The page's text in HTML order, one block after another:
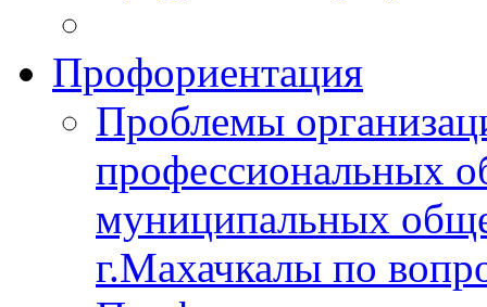
Профориентация
Проблемы
профессиональных
муниципальных
г.Махачкалы по